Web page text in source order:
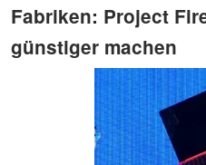
Fabriken: Project
günstiger machen